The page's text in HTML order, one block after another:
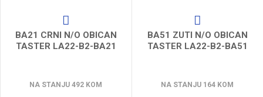
BA21 CRNI N/O OBICAN
TASTER LA22-B2-BA21
NA STANJU 492 KOM
BA51 ZUTI N/O OBICAN
TASTER LA22-B2-BA51
NA STANJU 164 KOM